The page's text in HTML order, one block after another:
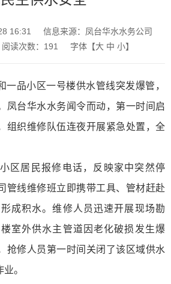
16:31
信息来源：凤台华水水务公司
阅读次数： 191 字体【大 中 小】
一品小区一号楼供水管线突发爆管，
凤台华水水务闻令而动，第一时间启
组织维修队伍连夜开展紧急处置，全
区居民报修电话，反映家中突然停
管线维修班立即携带工具、管材赶赴
成积水。维修人员迅速开展现场勘
室外供水主管道因老化破损发生爆
抢修人员第一时间关闭了该区域供水
。